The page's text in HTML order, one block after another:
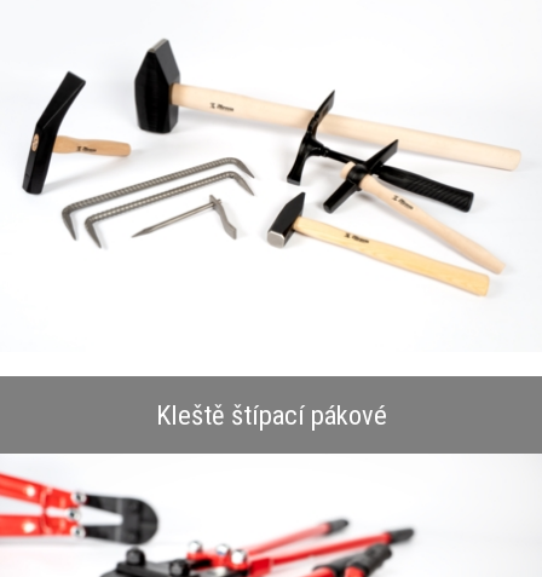
Kleště štípací pákové